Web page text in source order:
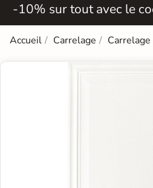
-10% sur tout avec le
Accueil Carrelage